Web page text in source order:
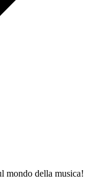
mondo della musica!